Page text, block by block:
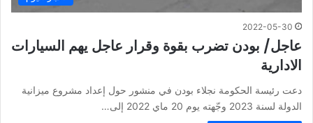
2022-05-30
عاجل/ بودن تضرب بقوة وقرار عاجل يهم السيارات
الادارية
دعت رئيسة الحكومة نجلاء بودن في منشور حول إعداد مشروع ميزانية
الدولة لسنة 2023 وجّهته يوم 20 ماي 2022 إلى…